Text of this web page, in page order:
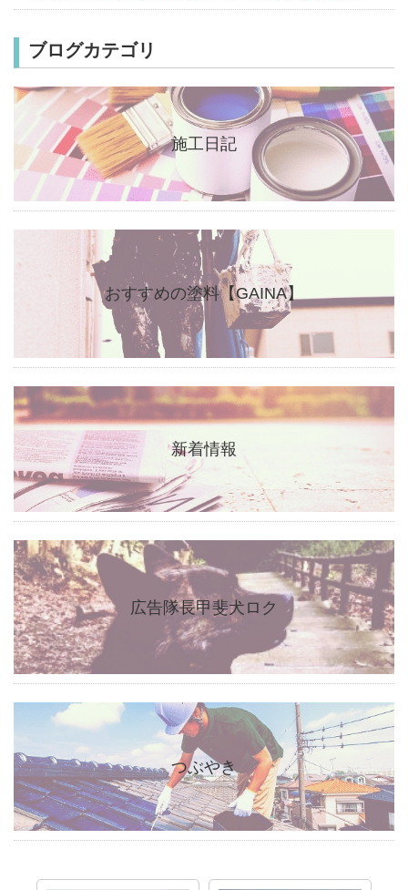
ブログカテゴリ
施工日記
おすすめの塗料【GAINA】
新着情報
広告隊長甲斐犬ロク
つぶやき